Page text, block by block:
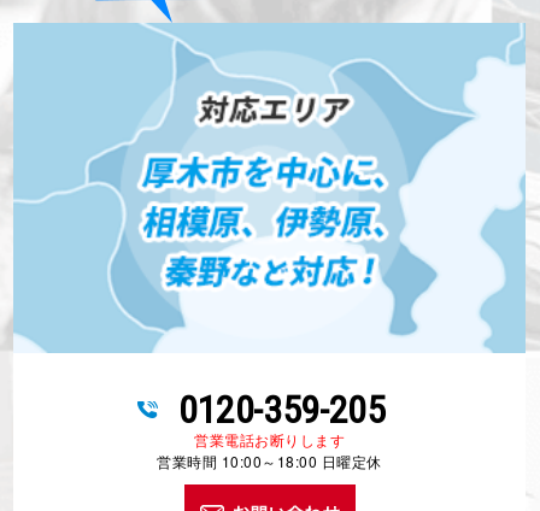
0120-359-205
営業電話お断りします
営業時間 10:00～18:00 日曜定休